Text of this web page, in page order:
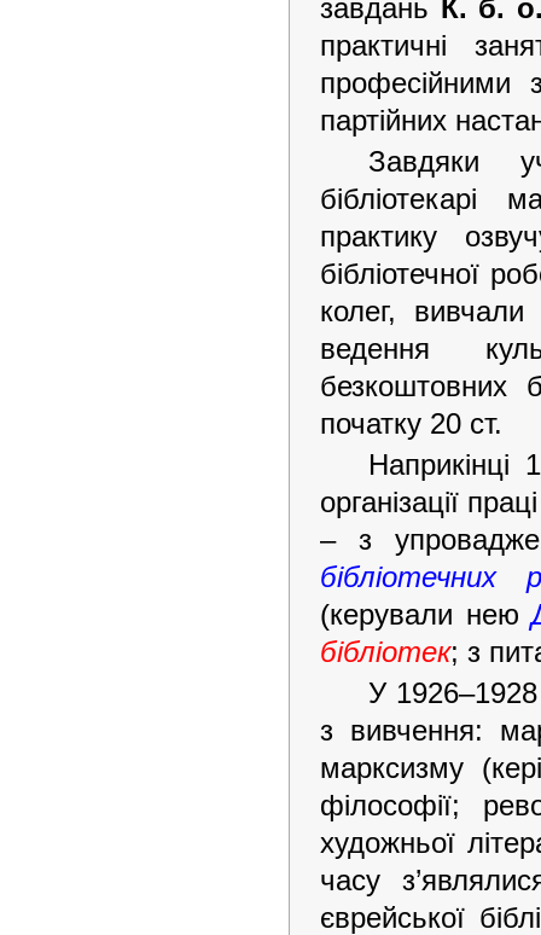
завдань К. б.
практичні
професійними
партійних
Завдяки
бібліотекарі
практику
бібліотечної
колег,
ведення
безкоштовних
початку 20 ст.
організації
– з
бібліотечних
(керували нею
бібліотек; з
У
з вивчення:
марксизму
філософії;
художньої
часу
єврейської